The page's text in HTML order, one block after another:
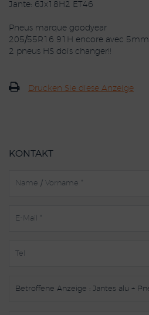
Jante: 6Jx18H2 ET46
Pneus marque goodyear
205/55R16 91H encore avec 5mm
2 pneus HS dois changer!!
Drucken Sie diese Anzeige
KONTAKT